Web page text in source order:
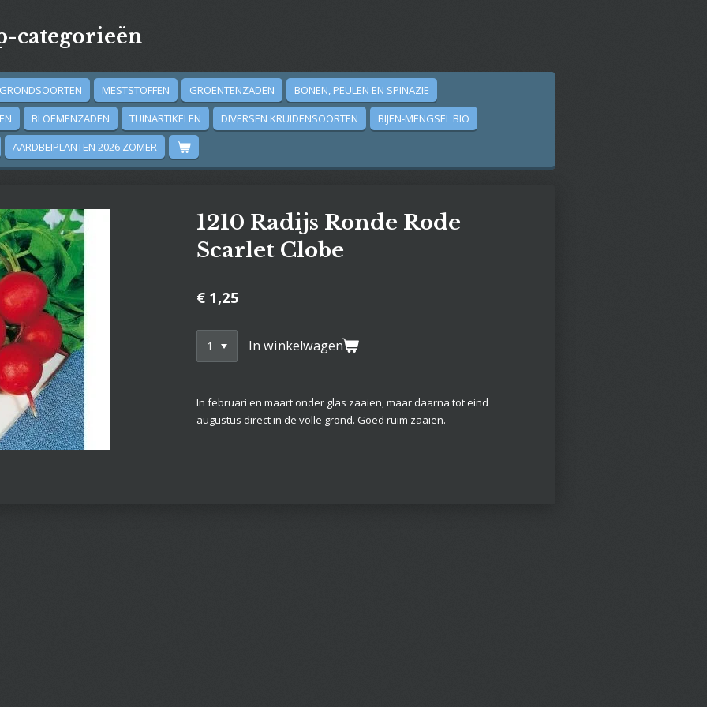
categorieën
GRONDSOORTEN MESTSTOFFEN GROENTENZADEN
BONEN, PEULEN EN SPINAZIE
BLOEMENZADEN TUINARTIKELEN DIVERSEN KRUIDENSOORTEN
BIJEN-MENGSEL BIO
AARDBEIPLANTEN 2026 ZOMER
1210 Radijs Ronde Rode
Scarlet Clobe
€ 1,25
In winkelwagen
In februari en maart onder glas zaaien, maar daarna tot eind
augustus direct in de volle grond. Goed ruim zaaien.